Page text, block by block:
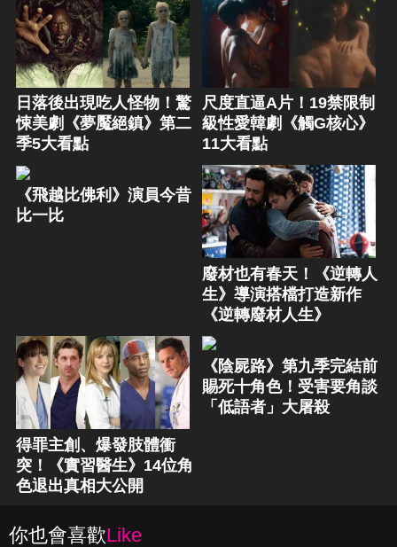
日落後出現吃人怪物！驚
悚美劇《夢魘絕鎮》第二
季5大看點
尺度直逼A片！19禁限制
級性愛韓劇《觸G核心》
11大看點
《飛越比佛利》演員今昔
比一比
廢材也有春天！《逆轉人
生》導演搭檔打造新作
《逆轉廢材人生》
得罪主創、爆發肢體衝
突！《實習醫生》14位角
色退出真相大公開
《陰屍路》第九季完結前
賜死十角色！受害要角談
「低語者」大屠殺
你也會喜歡Like